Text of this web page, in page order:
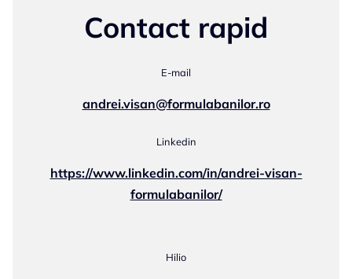
Contact rapid
E-mail
andrei.visan@formulabanilor.ro
Linkedin
https://www.linkedin.com/in/andrei-visan-
formulabanilor/
Hilio